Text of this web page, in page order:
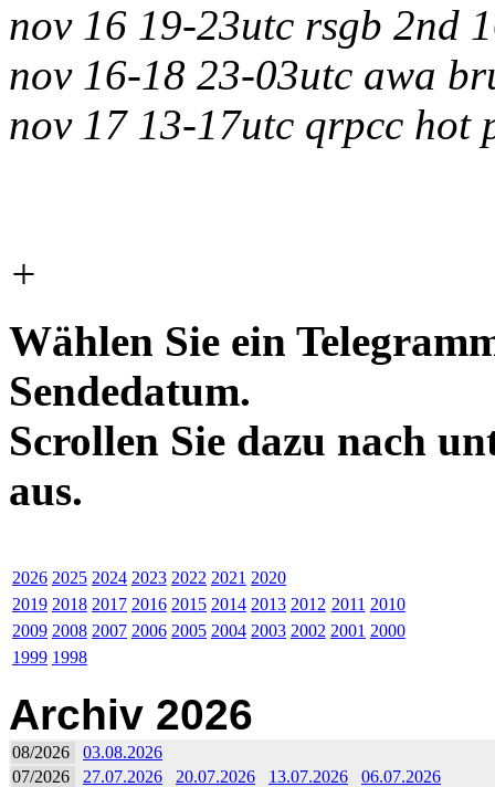
nov 16 19-23utc rsgb 2nd
nov 16-18 23-03utc awa
nov 17 13-17utc qrpcc
+
Wählen Sie ein
Sendedatum.
Scrollen Sie dazu nach
aus.
2026 2025 2024 2023 2022 2021 2020
2019 2018 2017 2016 2015 2014 2013 2012 2011 2010
2009 2008 2007 2006 2005 2004 2003 2002 2001 2000
1999 1998
Archiv 2026
08/2026
03.08.2026
07/2026
27.07.2026 20.07.2026 13.07.2026
06.07.2026